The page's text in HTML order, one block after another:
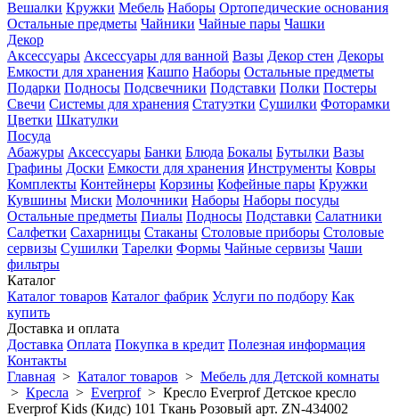
Вешалки Кружки Мебель Наборы Ортопедические основания
Остальные предметы Чайники Чайные пары Чашки
Декор
Аксессуары Аксессуары для ванной Вазы Декор стен Декоры
Емкости для хранения Кашпо Наборы Остальные предметы
Подарки Подносы Подсвечники Подставки Полки Постеры
Свечи Системы для хранения Статуэтки Сушилки Фоторамки
Цветки Шкатулки
Посуда
Абажуры Аксессуары Банки Блюда Бокалы Бутылки Вазы
Графины Доски Емкости для хранения Инструменты Ковры
Комплекты Контейнеры Корзины Кофейные пары Кружки
Кувшины Миски Молочники Наборы Наборы посуды
Остальные предметы Пиалы Подносы Подставки Салатники
Салфетки Сахарницы Стаканы Столовые приборы Столовые
сервизы Сушилки Тарелки Формы Чайные сервизы Чаши
фильтры
Каталог
Каталог товаров Каталог фабрик Услуги по подбору Как
купить
Доставка и оплата
Доставка Оплата Покупка в кредит Полезная информация
Контакты
Главная > Каталог товаров > Мебель для Детской комнаты
> Кресла > Everprof > Кресло Everprof Детское кресло
Everprof Kids (Кидс) 101 Ткань Розовый арт. ZN-434002